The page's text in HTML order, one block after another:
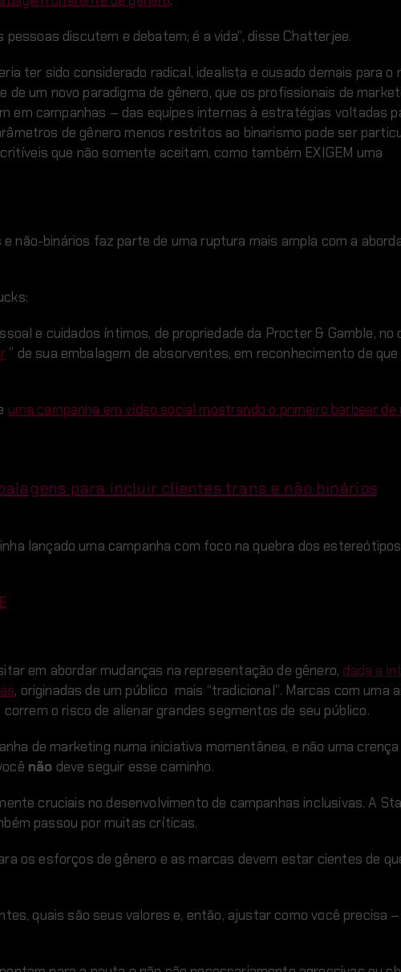
discutem e debatem; é a vida”, disse Chatterjee.
ter sido considerado radical, idealista e ousado demais para o
um novo paradigma de gênero, que os profissionais de
em campanhas – das equipes internas à estratégias voltadas
de gênero menos restritos ao binarismo pode ser
que não somente aceitam, como também EXIGEM uma
não-binários faz parte de uma ruptura mais ampla com a
e cuidados íntimos, de propriedade da Procter & Gamble, no
” de sua embalagem de absorventes, em reconhecimento de que
uma campanha em vídeo social mostrando o primeiro barbear de
para incluir clientes trans e não binários
lançado uma campanha com foco na quebra dos
em abordar mudanças na representação de gênero, dada a
, originadas de um público mais “tradicional”. Marcas com uma
o risco de alienar grandes segmentos de seu público.
de marketing numa iniciativa momentânea, e não uma crença
não deve seguir esse caminho.
cruciais no desenvolvimento de campanhas inclusivas. A
passou por muitas críticas.
os esforços de gênero e as marcas devem estar cientes de
quais são seus valores e, então, ajustar como você precisa